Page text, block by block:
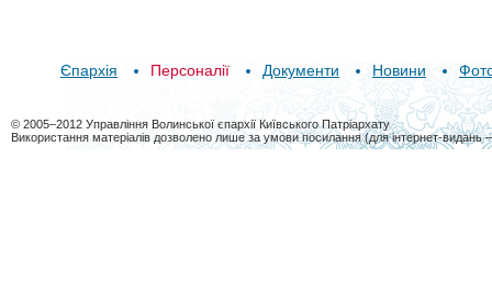
Єпархія Персоналії Документи Новини
© 2005–2012 Управління Волинської єпархії Київського Патріархату
Використання матеріалів дозволено лише за умови посилання (для інтернет-видань